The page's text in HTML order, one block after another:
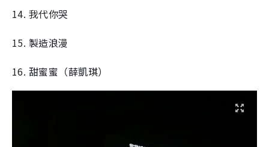
14. 我代你哭
15. 製造浪漫
16. 甜蜜蜜（薛凱琪）